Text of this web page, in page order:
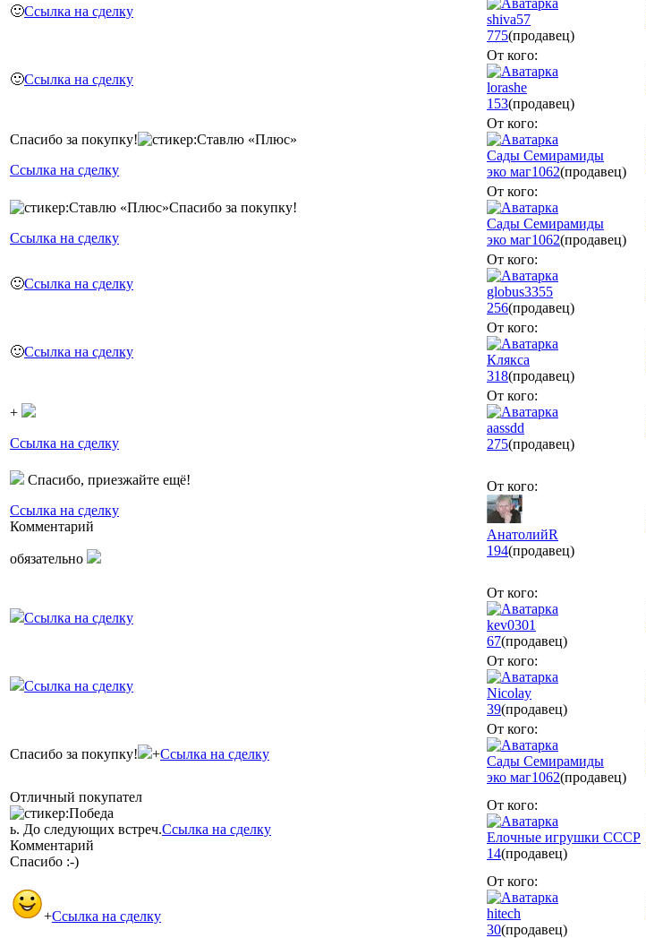
🙂Ссылка на сделку
shiva57
775(продавец)
🙂Ссылка на сделку
От кого:
lorashe
153(продавец)
Спасибо за покупку!
Ссылка на сделку
От кого:
Сады Семирамиды
эко маг1062(продавец)
Спасибо за покупку!
Ссылка на сделку
От кого:
Сады Семирамиды
эко маг1062(продавец)
🙂Ссылка на сделку
От кого:
globus3355
256(продавец)
🙂Ссылка на сделку
От кого:
Клякса
318(продавец)
+
Ссылка на сделку
От кого:
aassdd
275(продавец)
Спасибо, приезжайте ещё!
Ссылка на сделку
Комментарий
обязательно
От кого:
АнатолийR
194(продавец)
Ссылка на сделку
От кого:
kev0301
67(продавец)
Ссылка на сделку
От кого:
Nicolay
39(продавец)
Спасибо за покупку! +Ссылка на сделку
От кого:
Сады Семирамиды
эко маг1062(продавец)
Отличный покупател
ь. До следующих встреч.Ссылка на сделку
Комментарий
Спасибо :-)
От кого:
Елочные игрушки СССР
14(продавец)
+Ссылка на сделку
От кого:
hitech
30(продавец)